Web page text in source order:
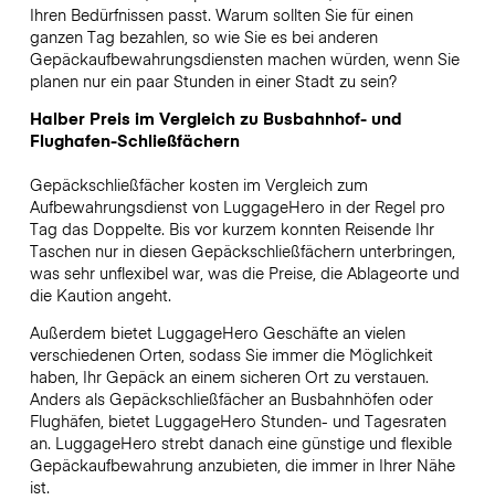
Ihren Bedürfnissen passt. Warum sollten Sie für einen
ganzen Tag bezahlen, so wie Sie es bei anderen
Gepäckaufbewahrungsdiensten machen würden, wenn Sie
planen nur ein paar Stunden in einer Stadt zu sein?
Halber Preis im Vergleich zu Busbahnhof- und
Flughafen-Schließfächern
Gepäckschließfächer kosten im Vergleich zum
Aufbewahrungsdienst von LuggageHero in der Regel pro
Tag das Doppelte. Bis vor kurzem konnten Reisende Ihr
Taschen nur in diesen Gepäckschließfächern unterbringen,
was sehr unflexibel war, was die Preise, die Ablageorte und
die Kaution angeht.
Außerdem bietet LuggageHero Geschäfte an vielen
verschiedenen Orten, sodass Sie immer die Möglichkeit
haben, Ihr Gepäck an einem sicheren Ort zu verstauen.
Anders als Gepäckschließfächer an Busbahnhöfen oder
Flughäfen, bietet LuggageHero Stunden- und Tagesraten
an. LuggageHero strebt danach eine günstige und flexible
Gepäckaufbewahrung anzubieten, die immer in Ihrer Nähe
ist.